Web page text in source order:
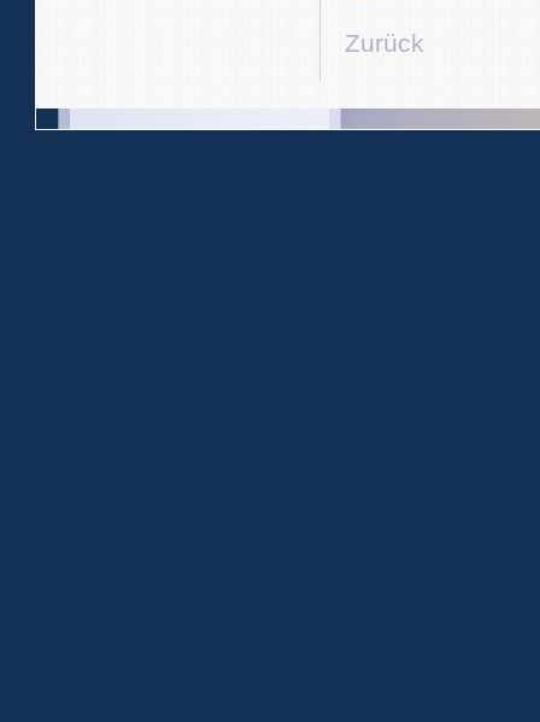
Zurück